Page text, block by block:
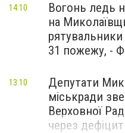
Вогонь ледь
на
рятувальники
31 пожежу, -
14:10
Депутати
міськради
Верховної
через
13:10